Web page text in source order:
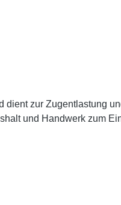
zur Zugentlastung
und Handwerk zum